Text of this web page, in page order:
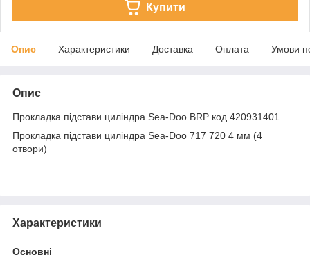
Купити
Опис Характеристики Доставка Оплата Умови
Опис
Прокладка підстави циліндра Sea-Doo BRP код 420931401
Прокладка підстави циліндра Sea-Doo 717 720 4 мм (4
отвори)
Характеристики
Основні